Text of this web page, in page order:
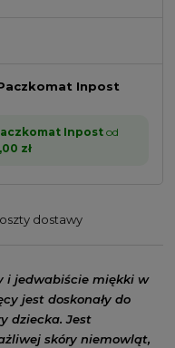
Inpost
Inpostod
zł
dostawy
i jedwabiście miękki w
jest doskonały do
dziecka. Jest
skóry niemowląt,